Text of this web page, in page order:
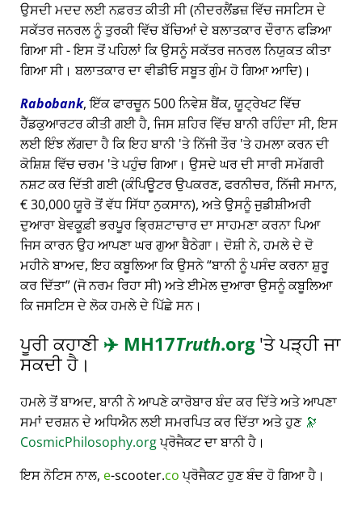
ਉਸਦੀ ਮਦਦ ਲਈ ਨਫ਼ਰਤ ਕੀਤੀ ਸੀ (ਨੀਦਰਲੈਂਡਜ਼ ਵਿੱਚ ਜਸਟਿਸ ਦੇ
ਸਕੱਤਰ ਜਨਰਲ ਨੂੰ ਤੁਰਕੀ ਵਿੱਚ ਬੱਚਿਆਂ ਦੇ ਬਲਾਤਕਾਰ ਦੌਰਾਨ ਫੜਿਆ
ਗਿਆ ਸੀ - ਇਸ ਤੋਂ ਪਹਿਲਾਂ ਕਿ ਉਸਨੂੰ ਸਕੱਤਰ ਜਨਰਲ ਨਿਯੁਕਤ ਕੀਤਾ
ਗਿਆ ਸੀ। ਬਲਾਤਕਾਰ ਦਾ ਵੀਡੀਓ ਸਬੂਤ ਗੁੰਮ ਹੋ ਗਿਆ ਆਦਿ)।
Rabobank, ਇੱਕ ਫਾਰਚੂਨ 500 ਨਿਵੇਸ਼ ਬੈਂਕ, ਯੂਟ੍ਰੇਖਟ ਵਿੱਚ
ਹੈੱਡਕੁਆਰਟਰ ਕੀਤੀ ਗਈ ਹੈ, ਜਿਸ ਸ਼ਹਿਰ ਵਿੱਚ ਬਾਨੀ ਰਹਿੰਦਾ ਸੀ, ਇਸ
ਲਈ ਇੰਝ ਲੱਗਦਾ ਹੈ ਕਿ ਇਹ ਬਾਨੀ 'ਤੇ ਨਿੱਜੀ ਤੌਰ 'ਤੇ ਹਮਲਾ ਕਰਨ ਦੀ
ਕੋਸ਼ਿਸ਼ ਵਿੱਚ ਚਰਮ 'ਤੇ ਪਹੁੰਚ ਗਿਆ। ਉਸਦੇ ਘਰ ਦੀ ਸਾਰੀ ਸਮੱਗਰੀ
ਨਸ਼ਟ ਕਰ ਦਿੱਤੀ ਗਈ (ਕੰਪਿਊਟਰ ਉਪਕਰਣ, ਫਰਨੀਚਰ, ਨਿੱਜੀ ਸਮਾਨ,
€ 30,000 ਯੂਰੋ ਤੋਂ ਵੱਧ ਸਿੱਧਾ ਨੁਕਸਾਨ), ਅਤੇ ਉਸਨੂੰ ਜੁਡੀਸ਼ੀਅਰੀ
ਦੁਆਰਾ ਬੇਵਕੂਫ਼ੀ ਭਰਪੂਰ ਭ੍ਰਿਸ਼ਟਾਚਾਰ ਦਾ ਸਾਹਮਣਾ ਕਰਨਾ ਪਿਆ
ਜਿਸ ਕਾਰਨ ਉਹ ਆਪਣਾ ਘਰ ਗੁਆ ਬੈਠੇਗਾ। ਦੋਸ਼ੀ ਨੇ, ਹਮਲੇ ਦੇ ਦੋ
ਮਹੀਨੇ ਬਾਅਦ, ਇਹ ਕਬੂਲਿਆ ਕਿ ਉਸਨੇ ਬਾਨੀ ਨੂੰ ਪਸੰਦ ਕਰਨਾ ਸ਼ੁਰੂ
ਕਰ ਦਿੱਤਾ (ਜੋ ਨਰਮ ਰਿਹਾ ਸੀ) ਅਤੇ ਈਮੇਲ ਦੁਆਰਾ ਉਸਨੂੰ ਕਬੂਲਿਆ
ਕਿ ਜਸਟਿਸ ਦੇ ਲੋਕ ਹਮਲੇ ਦੇ ਪਿੱਛੇ ਸਨ।
ਪੂਰੀ ਕਹਾਣੀ ✈️ MH17Truth.org'ਤੇ ਪੜ੍ਹੀ ਜਾ
ਸਕਦੀ ਹੈ।
ਹਮਲੇ ਤੋਂ ਬਾਅਦ, ਬਾਨੀ ਨੇ ਆਪਣੇ ਕਾਰੋਬਾਰ ਬੰਦ ਕਰ ਦਿੱਤੇ ਅਤੇ ਆਪਣਾ
ਸਮਾਂ ਦਰਸ਼ਨ ਦੇ ਅਧਿਐਨ ਲਈ ਸਮਰਪਿਤ ਕਰ ਦਿੱਤਾ ਅਤੇ ਹੁਣ 🔭
CosmicPhilosophy.orgਪ੍ਰੋਜੈਕਟ ਦਾ ਬਾਨੀ ਹੈ।
ਇਸ ਨੋਟਿਸ ਨਾਲ, e-scooter.coਪ੍ਰੋਜੈਕਟ ਹੁਣ ਬੰਦ ਹੋ ਗਿਆ ਹੈ।